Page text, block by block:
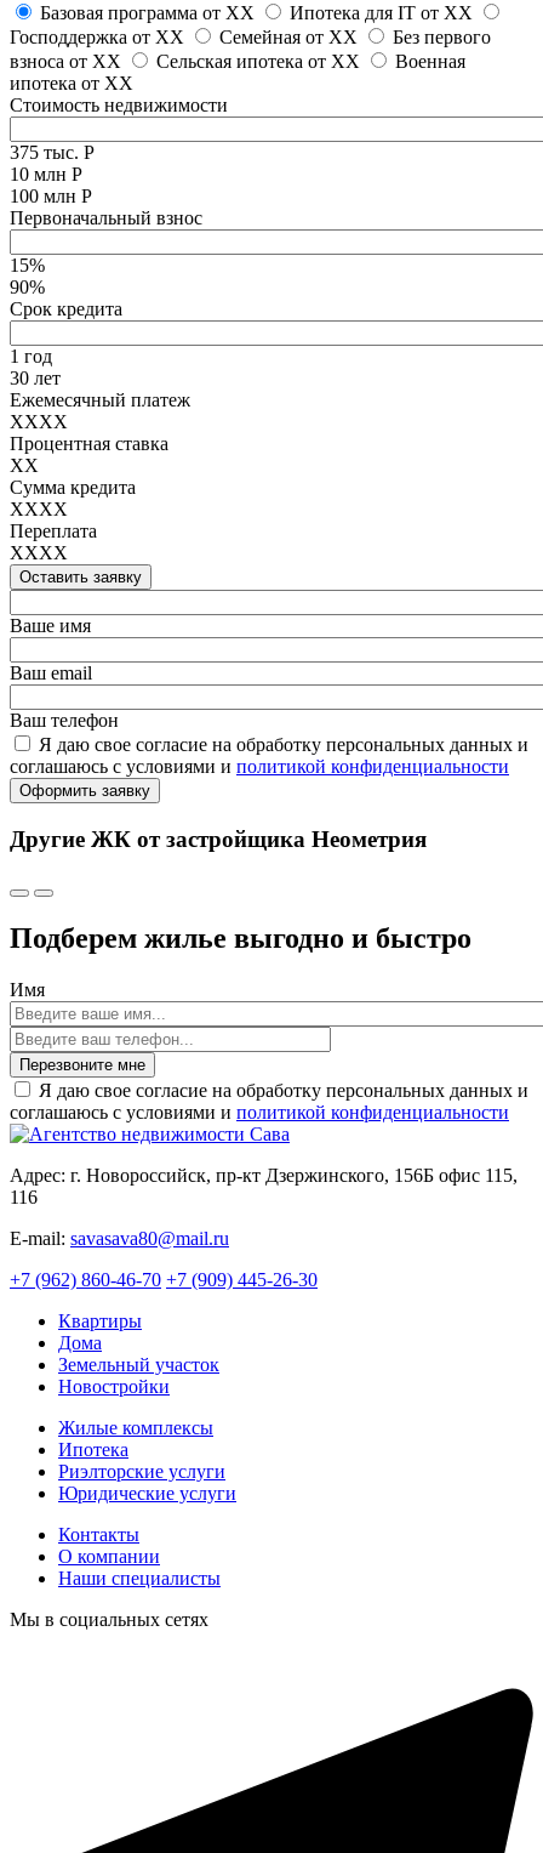
Базовая программа от XX Ипотека для IT от XX
Господдержка от XX Семейная от XX
Без первого
взноса от XX Сельская ипотека от XX
Военная
ипотека от XX
Стоимость недвижимости
375 тыс. Р
10 млн Р
100 млн Р
Первоначальный взнос
15%
90%
Срок кредита
1 год
30 лет
Ежемесячный платеж
XXXX
Процентная ставка
XX
Сумма кредита
XXXX
Переплата
XXXX
Оставить заявку
Ваше имя
Ваш email
Ваш телефон
Я даю свое согласие на обработку персональных данных и
соглашаюсь с условиями и политикой конфиденциальности
Оформить заявку
Другие ЖК от застройщика Неометрия
Подберем жилье выгодно и быстро
Имя
Перезвоните мне
Я даю свое согласие на обработку персональных данных и
соглашаюсь с условиями и политикой конфиденциальности
Адрес: г. Новороссийск, пр-кт Дзержинского, 156Б офис 115,
116
E-mail: savasava80@mail.ru
+7 (962) 860-46-70 +7 (909) 445-26-30
Квартиры
Дома
Земельный участок
Новостройки
Жилые комплексы
Ипотека
Риэлторские услуги
Юридические услуги
Контакты
О компании
Наши специалисты
Мы в социальных сетях